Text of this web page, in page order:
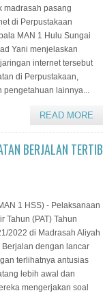
madrasah pasang
di Perpustakaan
MAN 1 Hulu Sungai
Yani menjelaskan
internet tersebut
di Perpustakaan,
pengetahuan lainnya...
READ MORE
BERJALAN TERTIB
1 HSS) - Pelaksanaan
Tahun (PAT) Tahun
2022 di Madrasah Aliyah
Berjalan dengan lancar
terlihatnya antusias
lebih awal dan
mengerjakan soal